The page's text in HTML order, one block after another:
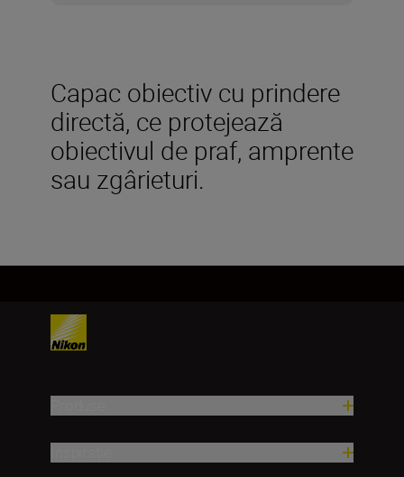
Capac obiectiv cu prindere
directă, ce protejează
obiectivul de praf, amprente
sau zgârieturi.